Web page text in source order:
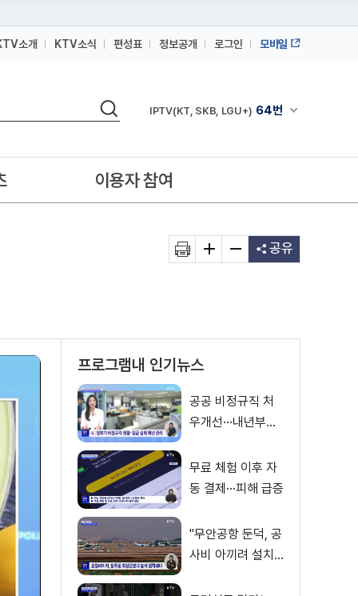
소개 KTV소식 편성표 정보공개 로그인 모바일
검색 채널안내 펼쳐
IPTV(KT, SKB, LGU+) 64번
IPTV(KT, SKB, LGU+)
이용자 참여
공유
프로그램내 인기뉴스
공공 비정규직 처
우개선···내년부터
스의 맥]
무료 체험 이후 자
동 결제···피해 급증
"무안공항 둔덕, 공
사비 아끼려 설치···